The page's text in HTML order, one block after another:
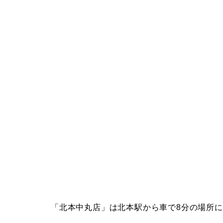
「北本中丸店」は北本駅から車で8分の場所に